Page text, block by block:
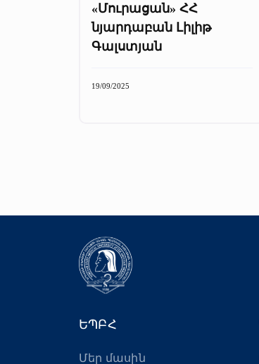
«Մուրացան» ՀՀ
նյարդաբան Լիլիթ
Գալստյան
19/09/2025
ԵՊԲՀ
Մեր մասին